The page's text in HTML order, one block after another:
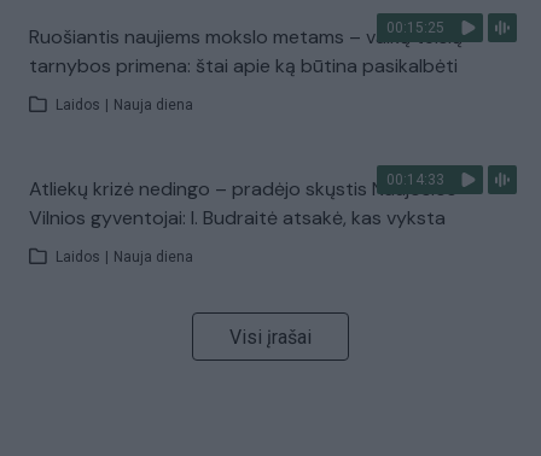
00:15:25
Ruošiantis naujiems mokslo metams – vaikų teisių
tarnybos primena: štai apie ką būtina pasikalbėti
Laidos Nauja diena
00:14:33
Atliekų krizė nedingo – pradėjo skųstis Naujosios
Vilnios gyventojai: I. Budraitė atsakė, kas vyksta
Laidos Nauja diena
Visi įrašai